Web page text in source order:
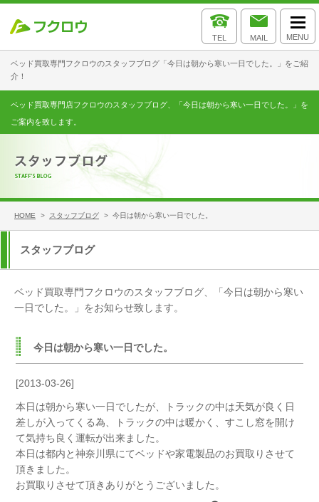
ベッド買取専門フクロウのスタッフブログ「今日は朝から寒い一日でした。」をご紹
介！
TEL MAIL MENU
ベッド買取専門店フクロウのスタッフブログ、「今日は朝から寒い一日でした。」を
ご案内を致します。
HOME > スタッフブログ > 今日は朝から寒い一日でした。
スタッフブログ
ベッド買取専門フクロウのスタッフブログ、「今日は朝から寒い
一日でした。」をお知らせ致します。
今日は朝から寒い一日でした。
[2013-03-26]
本日は朝から寒い一日でしたが、トラックの中は天気が良く日
差しが入ってくる為、トラックの中は暖かく、すこし窓を開け
て気持ち良く運転が出来ました。
本日は都内と神奈川県にてベッドや家電製品のお買取りさせて
頂きました。
お買取りさせて頂きありがとうございました。